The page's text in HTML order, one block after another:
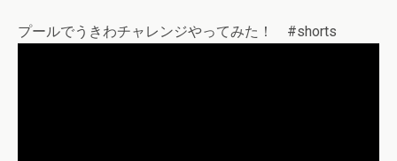
プールでうきわチャレンジやってみた！ #shorts